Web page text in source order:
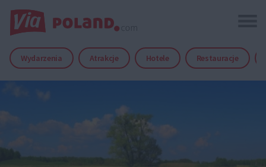
Wydarzenia Atrakcje Hotele Restauracje